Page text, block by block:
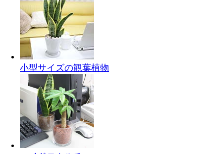
小型サイズの観葉植物